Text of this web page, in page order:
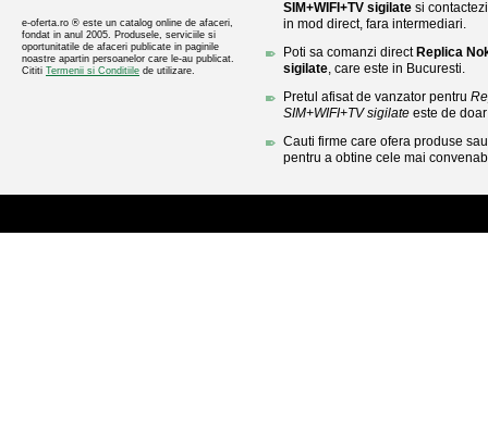
e-oferta.ro ® este un catalog online de afaceri,
fondat in anul 2005. Produsele, serviciile si
oportunitatile de afaceri publicate in paginile
noastre apartin persoanelor care le-au publicat.
Cititi Termenii si Conditiile de utilizare.
SIM+WIFI+TV sigilate si
in mod direct, fara intermediari.
Poti sa comanzi direct Replica
sigilate, care este in Bucuresti.
Pretul afisat de vanzator pentru
SIM+WIFI+TV sigilate este de
Cauti firme care ofera produse
pentru a obtine cele mai